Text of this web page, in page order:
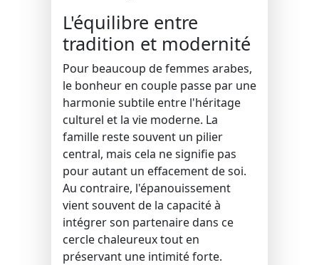
L'équilibre entre
tradition et modernité
Pour beaucoup de femmes arabes,
le bonheur en couple passe par une
harmonie subtile entre l'héritage
culturel et la vie moderne. La
famille reste souvent un pilier
central, mais cela ne signifie pas
pour autant un effacement de soi.
Au contraire, l'épanouissement
vient souvent de la capacité à
intégrer son partenaire dans ce
cercle chaleureux tout en
préservant une intimité forte.